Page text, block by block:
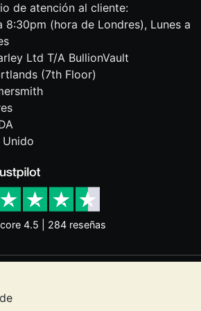
de atención al cliente:
8:30pm (hora de Londres), Lunes a
Ltd T/A BullionVault
(7th Floor)
Unido
4.5 | 284 reseñas
constituye asesoramiento en materia
es adecuado para usted.